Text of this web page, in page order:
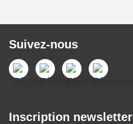
Suivez-nous
Inscription newsletter